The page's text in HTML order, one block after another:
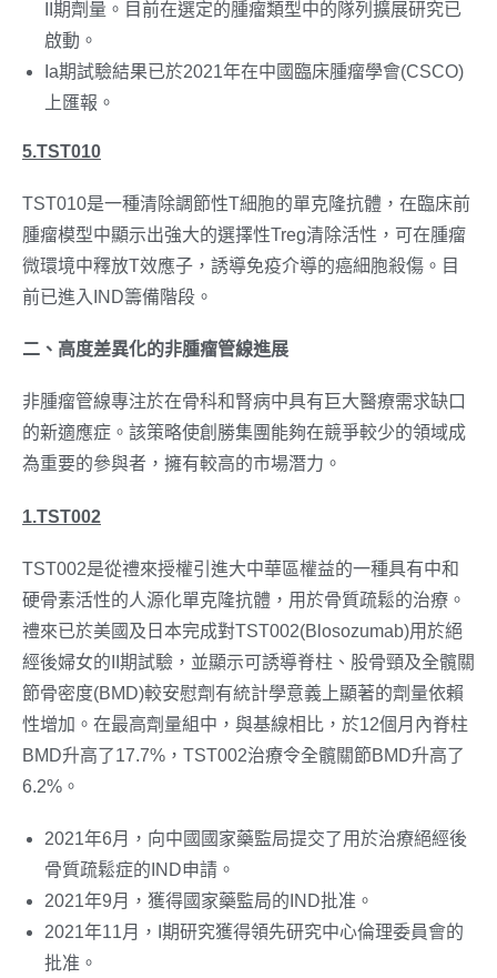
II期劑量。目前在選定的腫瘤類型中的隊列擴展研究已
啟動。
Ia期試驗結果已於2021年在中國臨床腫瘤學會(CSCO)
上匯報。
5.TST010
TST010是一種清除調節性T細胞的單克隆抗體，在臨床前
腫瘤模型中顯示出強大的選擇性Treg清除活性，可在腫瘤
微環境中釋放T效應子，誘導免疫介導的癌細胞殺傷。目
前已進入IND籌備階段。
二、高度差異化的非腫瘤管線進展
非腫瘤管線專注於在骨科和腎病中具有巨大醫療需求缺口
的新適應症。該策略使創勝集團能夠在競爭較少的領域成
為重要的參與者，擁有較高的市場潛力。
1.TST002
TST002是從禮來授權引進大中華區權益的一種具有中和
硬骨素活性的人源化單克隆抗體，用於骨質疏鬆的治療。
禮來已於美國及日本完成對TST002(Blosozumab)用於絕
經後婦女的II期試驗，並顯示可誘導脊柱、股骨頸及全髖關
節骨密度(BMD)較安慰劑有統計學意義上顯著的劑量依賴
性增加。在最高劑量組中，與基線相比，於12個月內脊柱
BMD升高了17.7%，TST002治療令全髖關節BMD升高了
6.2%。
2021年6月，向中國國家藥監局提交了用於治療絕經後
骨質疏鬆症的IND申請。
2021年9月，獲得國家藥監局的IND批准。
2021年11月，I期研究獲得領先研究中心倫理委員會的
批准。